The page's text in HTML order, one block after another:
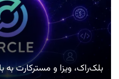
بلک‌راک، ویزا و مسترکارت